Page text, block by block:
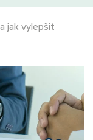
jak vylepšit